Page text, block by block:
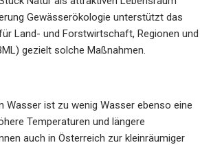
Gewässerökologie unterstützt das
Land- und Forstwirtschaft, Regionen und
gezielt solche Maßnahmen.
Wasser ist zu wenig Wasser ebenso eine
Temperaturen und längere
auch in Österreich zur kleinräumiger